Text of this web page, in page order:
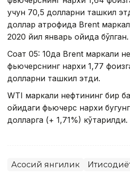
учун 70,5 долларни ташкил
доллар атрофида Brent
2020 йил январь ойида бўлган.
Соат 05: 10да Brent маркали
фьючерснинг нархи 1,77
долларни ташкил этди.
WTI маркали нефтининг бир
ойидаги фьючерс нархи
долларга (+ 1,71%) кўтарилди.
Асосий янгилик